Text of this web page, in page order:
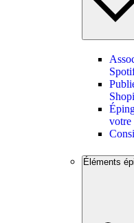
Éléments